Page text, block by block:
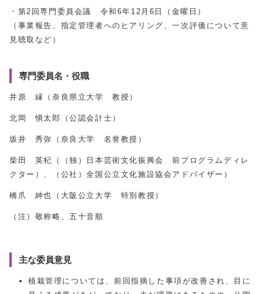
・第2回専門委員会議 令和6年12月6日（金曜日）
（事業報告、指定管理者へのヒアリング、一次評価について意
見聴取など）
専門委員名・役職
井原 縁（奈良県立大学 教授）
北岡 愼太郎（公認会計士）
坂井 秀弥（奈良大学 名誉教授）
柴田 英杞（（独）日本芸術文化振興会 前プログラムディレ
クター）、（公社）全国公立文化施設協会アドバイザー）
橋爪 紳也（大阪公立大学 特別教授）
（注）敬称略、五十音順
主な委員意見
植栽管理については、前回指摘した事項が改善され、目に